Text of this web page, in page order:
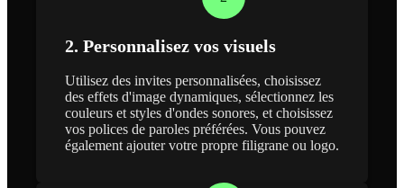
2. Personnalisez vos visuels
Utilisez des invites personnalisées, choisissez
des effets d'image dynamiques, sélectionnez les
couleurs et styles d'ondes sonores, et choisissez
vos polices de paroles préférées. Vous pouvez
également ajouter votre propre filigrane ou logo.